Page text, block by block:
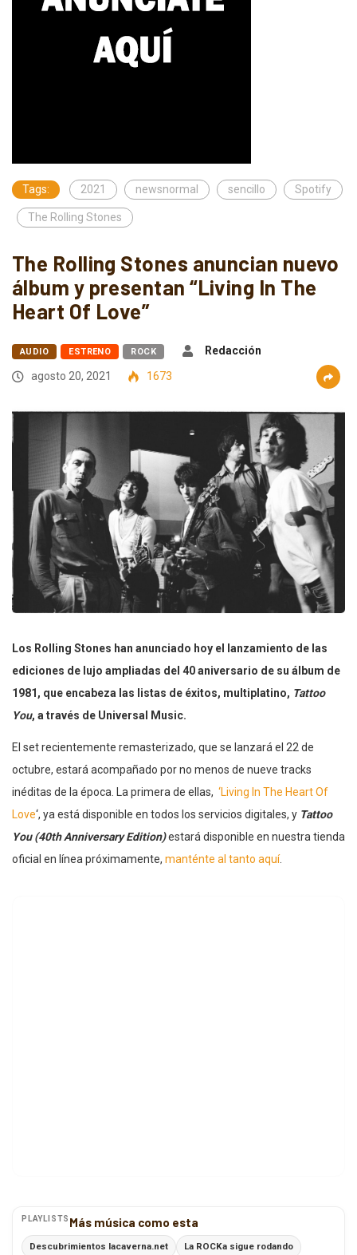
Tags: 2021 newsnormal sencillo Spotify
The Rolling Stones
The Rolling Stones anuncian nuevo
álbum y presentan “Living In The
Heart Of Love”
AUDIO ESTRENO ROCK
Redacción
agosto 20, 2021
1673
Los Rolling Stones han anunciado hoy el lanzamiento de las
ediciones de lujo ampliadas del 40 aniversario de su álbum de
1981, que encabeza las listas de éxitos, multiplatino, Tattoo
You, a través de Universal Music.
El set recientemente remasterizado, que se lanzará el 22 de
octubre, estará acompañado por no menos de nueve tracks
inéditas de la época. La primera de ellas, ‘Living In The Heart Of
Love‘, ya está disponible en todos los servicios digitales, y Tattoo
You (40th Anniversary Edition)estará disponible en nuestra tienda
oficial en línea próximamente, manténte al tanto aquí.
PLAYLISTS Más música como esta
Descubrimientos lacaverna.net La ROCKa sigue rodando